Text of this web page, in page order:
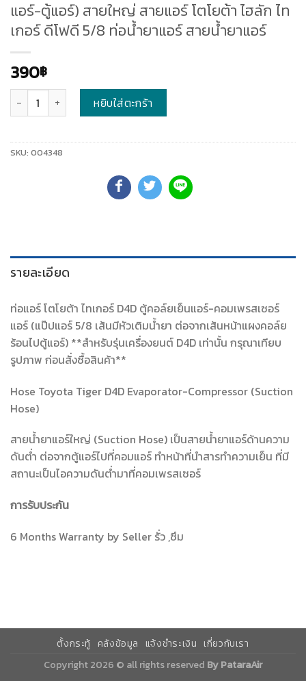
แอร์-ตู้แอร์) สายใหญ่ สายแอร์ โตโยต้า ไฮลัก ไท
เกอร์ ดีโฟดี 5/8 ท่อน้ำยาแอร์ สายน้ำยาแอร์
390฿
หยิบใส่ตะกร้า
SKU: 004348
รายละเอียด
ท่อแอร์ โตโยต้า ไทเกอร์ D4D ตู้คอล์ยเย็นแอร์-คอมเพรสเซอร์
แอร์ (แป๊ปแอร์ 5/8 เส้นมีหัวเติมน้ำยา ต่อจากเส้นหน้าแผงคอล์ย
ร้อนไปตู้แอร์) **สำหรับรุ่นเครื่องยนต์ D4D เท่านั้น กรุณาเทียบ
รูปภาพ ก่อนสั่งซื้อสินค้า**
Hose Toyota Tiger D4D Evaporator-Compressor (Suction
Hose)
สายน้ำยาแอร์ใหญ่ (Suction Hose) เป็นสายน้ำยาแอร์ด้านความ
ดันต่ำ ต่อจากตู้แอร์ไปที่คอมแอร์ ทำหน้าที่นำสารทำความเย็น ที่มี
สถานะเป็นไอความดันต่ำมาที่คอมเพรสเซอร์
การรับประกัน
6 Months Warranty by Seller รั่ว ,ซึม
ตั้งกระทู้ คลังข้อมูล แจ้งชำระเงิน เกี่ยวกับเรา
Copyright 2026 © all rights reserved By PataraAir